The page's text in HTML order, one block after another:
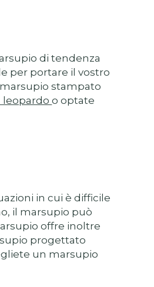
di tendenza
per portare il vostro
stampato
leopardoo optate
in cui è difficile
il marsupio può
offre inoltre
progettato
un marsupio